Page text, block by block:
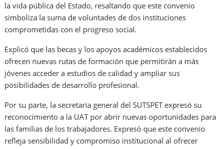
la vida pública del Estado, resaltando que este convenio
simboliza la suma de voluntades de dos instituciones
comprometidas con el progreso social.
Explicó que las becas y los apoyos académicos establecidos
ofrecen nuevas rutas de formación que permitirán a más
jóvenes acceder a estudios de calidad y ampliar sus
posibilidades de desarrollo profesional.
Por su parte, la secretaria general del SUTSPET expresó su
reconocimiento a la UAT por abrir nuevas oportunidades para
las familias de los trabajadores. Expresó que este convenio
refleja sensibilidad y compromiso institucional al ofrecer